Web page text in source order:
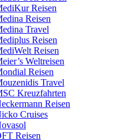
Reisen
Reisen
Travel
Reisen
Reisen
Weltreisen
Reisen
Travel
Kreuzfahrten
Reisen
Cruises
Reisen